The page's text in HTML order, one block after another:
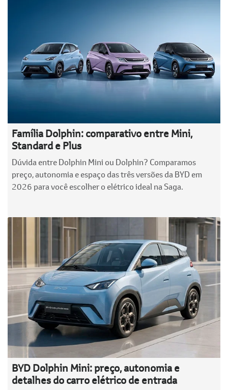
Família Dolphin: comparativo entre Mini,
Standard e Plus
Dúvida entre Dolphin Mini ou Dolphin? Comparamos
preço, autonomia e espaço das três versões da BYD em
2026 para você escolher o elétrico ideal na Saga.
BYD Dolphin Mini: preço, autonomia e
detalhes do carro elétrico de entrada